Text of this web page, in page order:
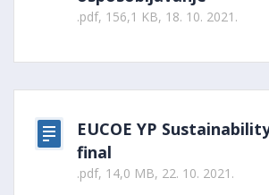
.pdf, 156,1 KB, 18. 10. 2021.
EUCOE YP
final
.pdf, 14,0 MB, 22. 10. 2021.